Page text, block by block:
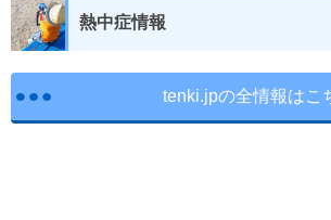
熱中症情報
tenki.jpの全情報はこ